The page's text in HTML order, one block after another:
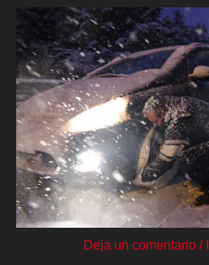
Deja un comentario /